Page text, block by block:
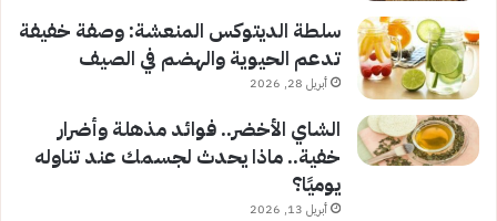
سلطة الديتوكس المنعشة: وصفة خفيفة
تدعم الحيوية والهضم في الصيف
أبريل 28, 2026
الشاي الأخضر.. فوائد مذهلة وأضرار
خفية.. ماذا يحدث لجسمك عند تناوله
يوميًا؟
أبريل 13, 2026